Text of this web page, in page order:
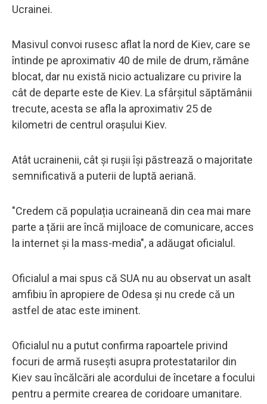
Ucrainei.
Masivul convoi rusesc aflat la nord de Kiev, care se
întinde pe aproximativ 40 de mile de drum, rămâne
blocat, dar nu există nicio actualizare cu privire la
cât de departe este de Kiev. La sfârșitul săptămânii
trecute, acesta se afla la aproximativ 25 de
kilometri de centrul orașului Kiev.
Atât ucrainenii, cât și rușii își păstrează o majoritate
semnificativă a puterii de luptă aeriană.
"Credem că populația ucraineană din cea mai mare
parte a țării are încă mijloace de comunicare, acces
la internet și la mass-media", a adăugat oficialul.
Oficialul a mai spus că SUA nu au observat un asalt
amfibiu în apropiere de Odesa și nu crede că un
astfel de atac este iminent.
Oficialul nu a putut confirma rapoartele privind
focuri de armă rusești asupra protestatarilor din
Kiev sau încălcări ale acordului de încetare a focului
pentru a permite crearea de coridoare umanitare.